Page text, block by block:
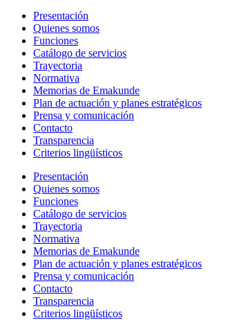
Presentación
Quienes somos
Funciones
Catálogo de servicios
Trayectoria
Normativa
Memorias de Emakunde
Plan de actuación y planes estratégicos
Prensa y comunicación
Contacto
Transparencia
Criterios lingüísticos
Presentación
Quienes somos
Funciones
Catálogo de servicios
Trayectoria
Normativa
Memorias de Emakunde
Plan de actuación y planes estratégicos
Prensa y comunicación
Contacto
Transparencia
Criterios lingüísticos